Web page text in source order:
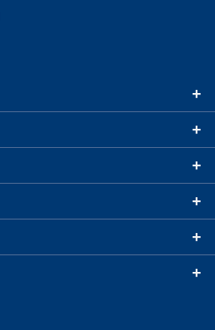
+
+
+
+
+
+